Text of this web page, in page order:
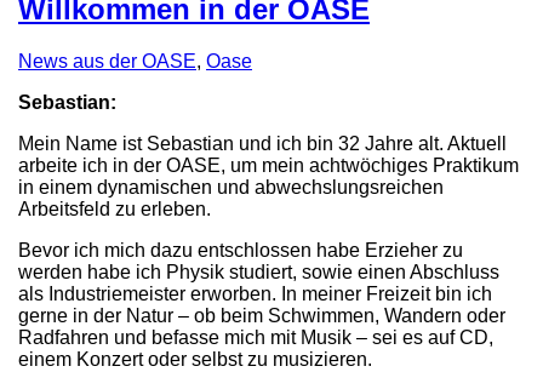
Willkommen in der OASE
News aus der OASE, Oase
Sebastian:
Mein Name ist Sebastian und ich bin 32 Jahre alt. Aktuell
arbeite ich in der OASE, um mein achtwöchiges Praktikum
in einem dynamischen und abwechslungsreichen
Arbeitsfeld zu erleben.
Bevor ich mich dazu entschlossen habe Erzieher zu
werden habe ich Physik studiert, sowie einen Abschluss
als Industriemeister erworben. In meiner Freizeit bin ich
gerne in der Natur – ob beim Schwimmen, Wandern oder
Radfahren und befasse mich mit Musik – sei es auf CD,
einem Konzert oder selbst zu musizieren.